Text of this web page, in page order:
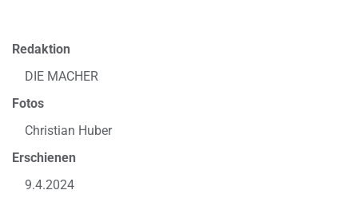
Redaktion
DIE MACHER
Fotos
Christian Huber
Erschienen
9.4.2024